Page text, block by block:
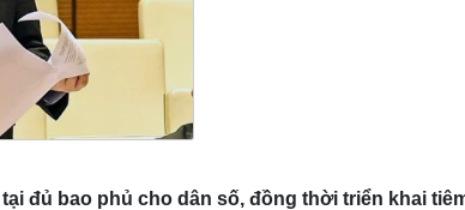
đủ bao phủ cho dân số, đồng thời triển khai